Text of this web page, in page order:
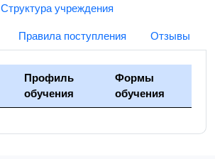
Структура учреждения
Правила поступления Отзывы
Профиль
обучения
Формы
обучения